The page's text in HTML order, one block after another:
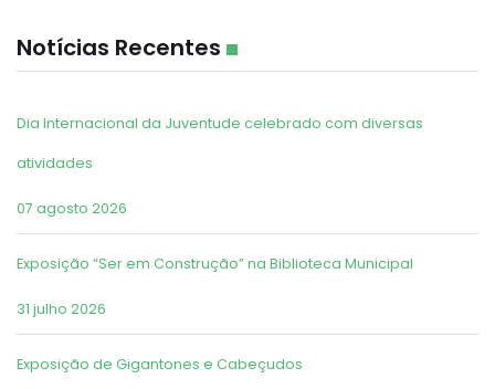
Notícias Recentes
Dia Internacional da Juventude celebrado com diversas
atividades
07 agosto 2026
Exposição “Ser em Construção” na Biblioteca Municipal
31 julho 2026
Exposição de Gigantones e Cabeçudos